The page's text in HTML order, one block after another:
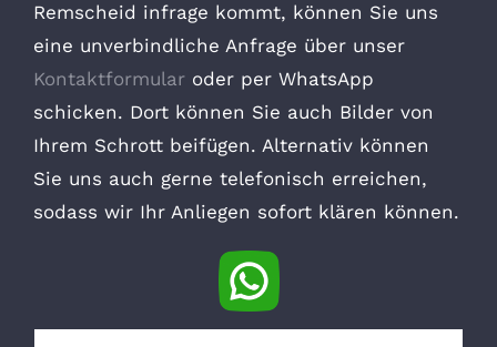
Remscheid infrage kommt, können Sie uns
eine unverbindliche Anfrage über unser
Kontaktformularoder per WhatsApp
schicken. Dort können Sie auch Bilder von
Ihrem Schrott beifügen. Alternativ können
Sie uns auch gerne telefonisch erreichen,
sodass wir Ihr Anliegen sofort klären können.